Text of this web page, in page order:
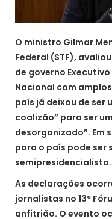
O ministro Gilmar
Federal (STF),
de governo
Nacional com
país já deixou de ser
coalizão” para ser
desorganizado”. Em
para o país pode ser
semipresidencialista.
As declarações
jornalistas no 13º
anfitrião. O evento